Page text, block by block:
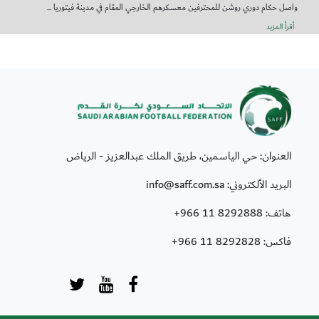
واصل حكام دوري روشن للمحترفين معسكرهم الخارجي المقام في مدينة فيتوريا ...
أقرأ المزيد
العنوان: حي الياسمين، طريق الملك عبدالعزيز - الرياض
البريد الألكتروني: info@saff.com.sa
هاتف:+966 11 8292888
فاكس:+966 11 8292828